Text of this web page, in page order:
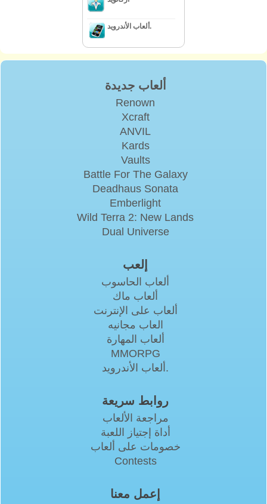
ألعاب الأندرويد.
ألعاب جديدة
Renown
Xcraft
ANVIL
Kards
Vaults
Battle For The Galaxy
Deadhaus Sonata
Emberlight
Wild Terra 2: New Lands
Dual Universe
إلعب
ألعاب الحاسوب
ألعاب ماك
ألعاب على الإنترنت
العاب مجانيه
ألعاب المهارة
MMORPG
ألعاب الأندرويد.
روابط سريعة
مراجعة الألعاب
أداة إجتياز اللعبة
خصومات على ألعاب
Contests
إعمل معنا